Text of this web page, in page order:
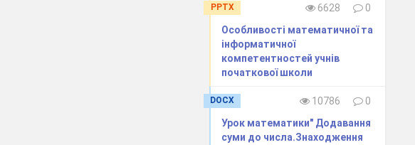
PPTX 6628
0
Особливості математичної та
інформатичної
компетентностей учнів
початкової школи
DOCX 10786
0
Урок математики" Додавання
суми до числа.Знаходження